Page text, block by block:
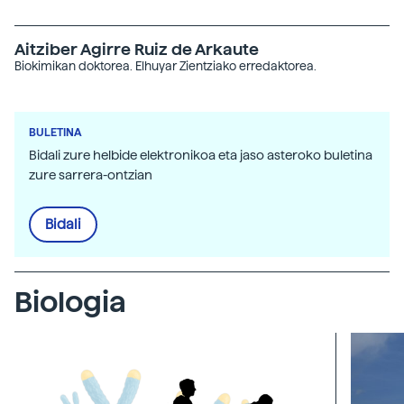
Aitziber Agirre Ruiz de Arkaute
Biokimikan doktorea. Elhuyar Zientziako erredaktorea.
BULETINA
Bidali zure helbide elektronikoa eta jaso asteroko buletina
zure sarrera-ontzian
Bidali
Biologia